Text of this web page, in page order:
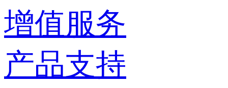
增值服务
产品支持